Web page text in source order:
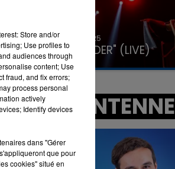
31 janvier 2025
GIMS "SPIDER" (LIVE)
A L'ANTENNE
Store and/or
Use profiles to
audiences through
content; Use
fraud, and fix errors;
process personal
actively
Identify devices
dans "Gérer
que pour
cookies" situé en